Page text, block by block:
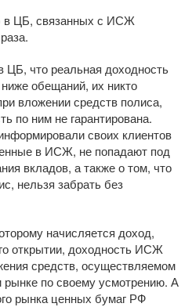
в ЦБ, связанных с ИСЖ
что реальная доходность
обещаний, их никто
вложении средств полиса,
по ним не гарантирована.
своих клиентов
в ИСЖ, не попадают под
вкладов, а также о том, что
нельзя забрать без
начисляется доход,
открытии, доходность ИСЖ
средств, осуществляемом
по своему усмотрению. А
рынка ценных бумаг РФ